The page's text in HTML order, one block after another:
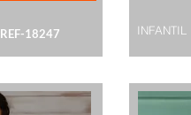
REF-18247 INFANTIL